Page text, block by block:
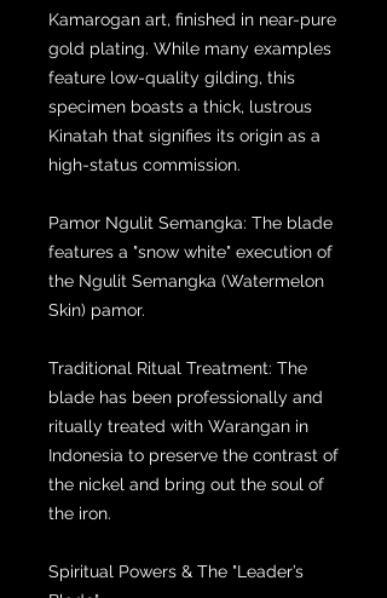
Kamarogan art, finished in near-pure
gold plating. While many examples
feature low-quality gilding, this
specimen boasts a thick, lustrous
Kinatah that signifies its origin as a
high-status commission.
Pamor Ngulit Semangka: The blade
features a "snow white" execution of
the Ngulit Semangka (Watermelon
Skin) pamor.
Traditional Ritual Treatment: The
blade has been professionally and
ritually treated with Warangan in
Indonesia to preserve the contrast of
the nickel and bring out the soul of
the iron.
Spiritual Powers & The "Leader’s